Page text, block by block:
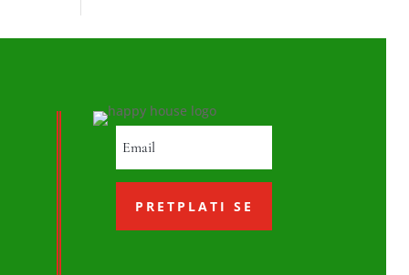
PRETPLATI SE